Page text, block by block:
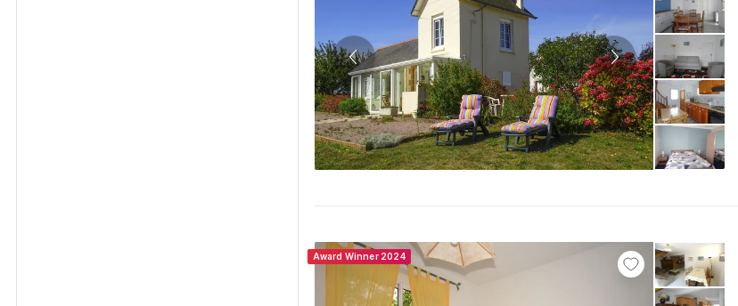
Award Winner 2024